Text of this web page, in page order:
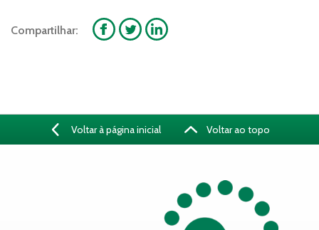
Compartilhar:
Voltar à página inicial Voltar ao topo